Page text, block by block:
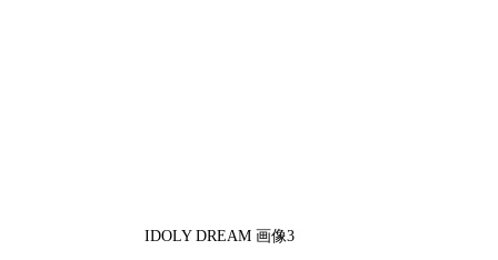
IDOLY DREAM 画像3